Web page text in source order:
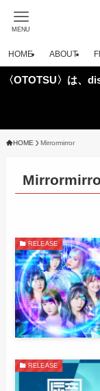
MENU
HOME ABOUT
〈OTOTSU〉は、
HOME Mirrormirror
RELEASE
RELEASE